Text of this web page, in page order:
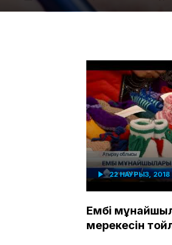
22 НАУРЫЗ, 2018
Ембі
мерекесін